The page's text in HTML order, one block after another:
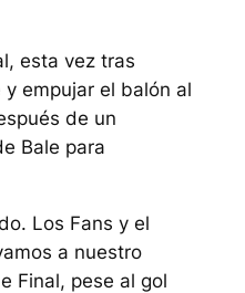
esta vez tras
empujar el balón al
de un
Bale para
Los Fans y el
a nuestro
Final, pese al gol